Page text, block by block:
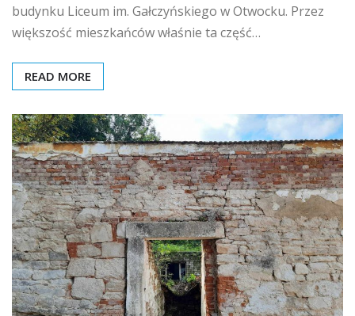
budynku Liceum im. Gałczyńskiego w Otwocku. Przez
większość mieszkańców właśnie ta część…
READ MORE